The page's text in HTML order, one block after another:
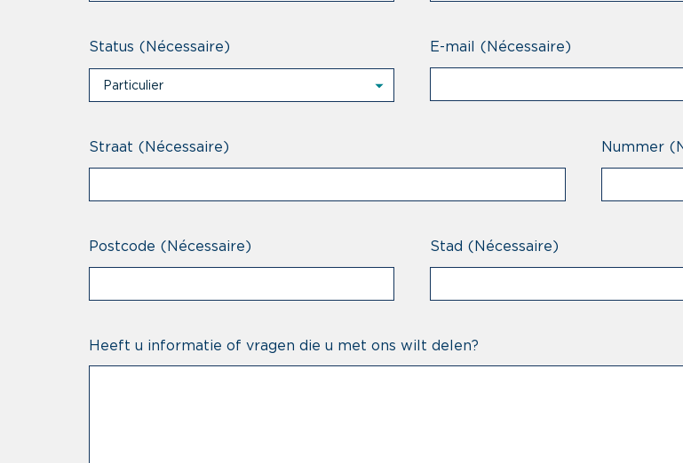
Status (Nécessaire)
Particulier
E-mail (Nécessaire)
Straat (Nécessaire) Nummer
Postcode (Nécessaire) Stad (Nécessaire)
Heeft u informatie of vragen die u met ons wilt delen?